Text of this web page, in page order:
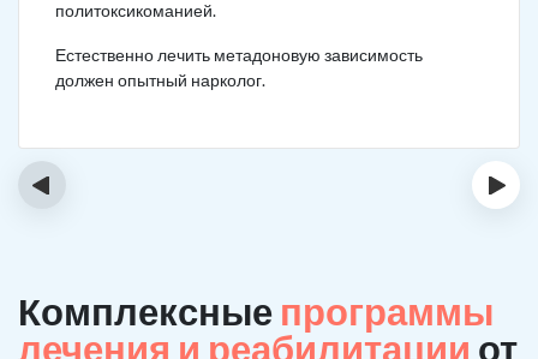
политоксикоманией.
Естественно лечить метадоновую зависимость
должен опытный нарколог.
‹ ›
Комплексные программы
лечения и реабилитации от